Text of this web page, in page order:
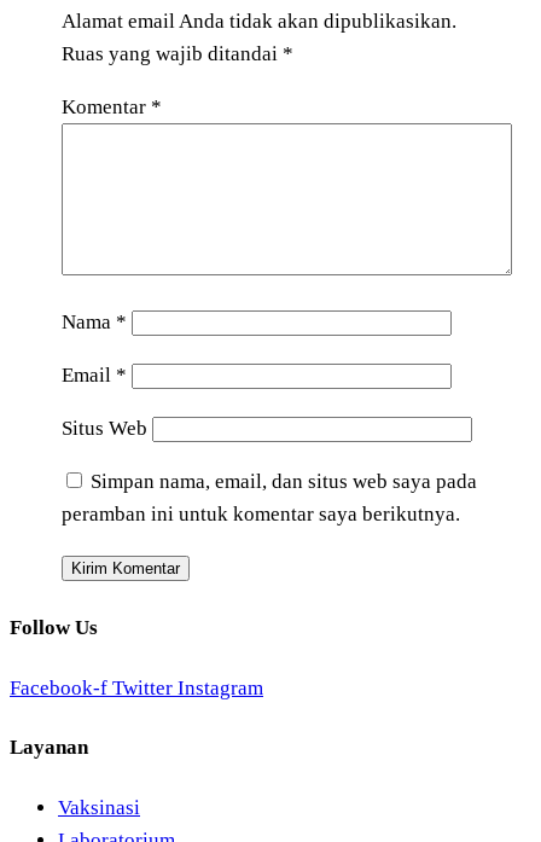
Alamat email Anda tidak akan dipublikasikan.
Ruas yang wajib ditandai *
Komentar *
Nama *
Email *
Situs Web
Simpan nama, email, dan situs web saya pada
peramban ini untuk komentar saya berikutnya.
Follow Us
Facebook-f Twitter Instagram
Layanan
Vaksinasi